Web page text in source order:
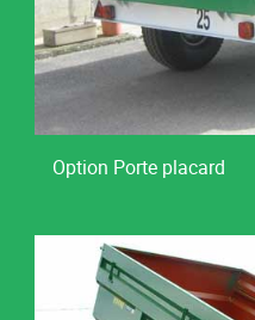
Option Porte placard